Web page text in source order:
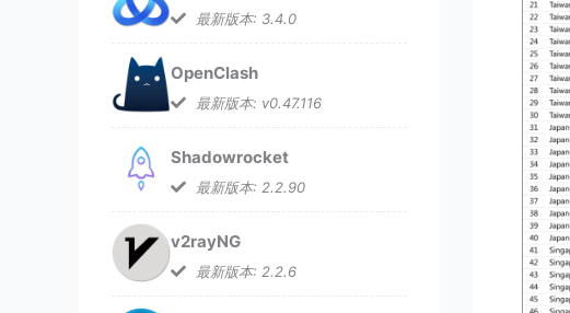
最新版本: 3.4.0
OpenClash
最新版本: v0.47.116
Shadowrocket
最新版本: 2.2.90
v2rayNG
最新版本: 2.2.6